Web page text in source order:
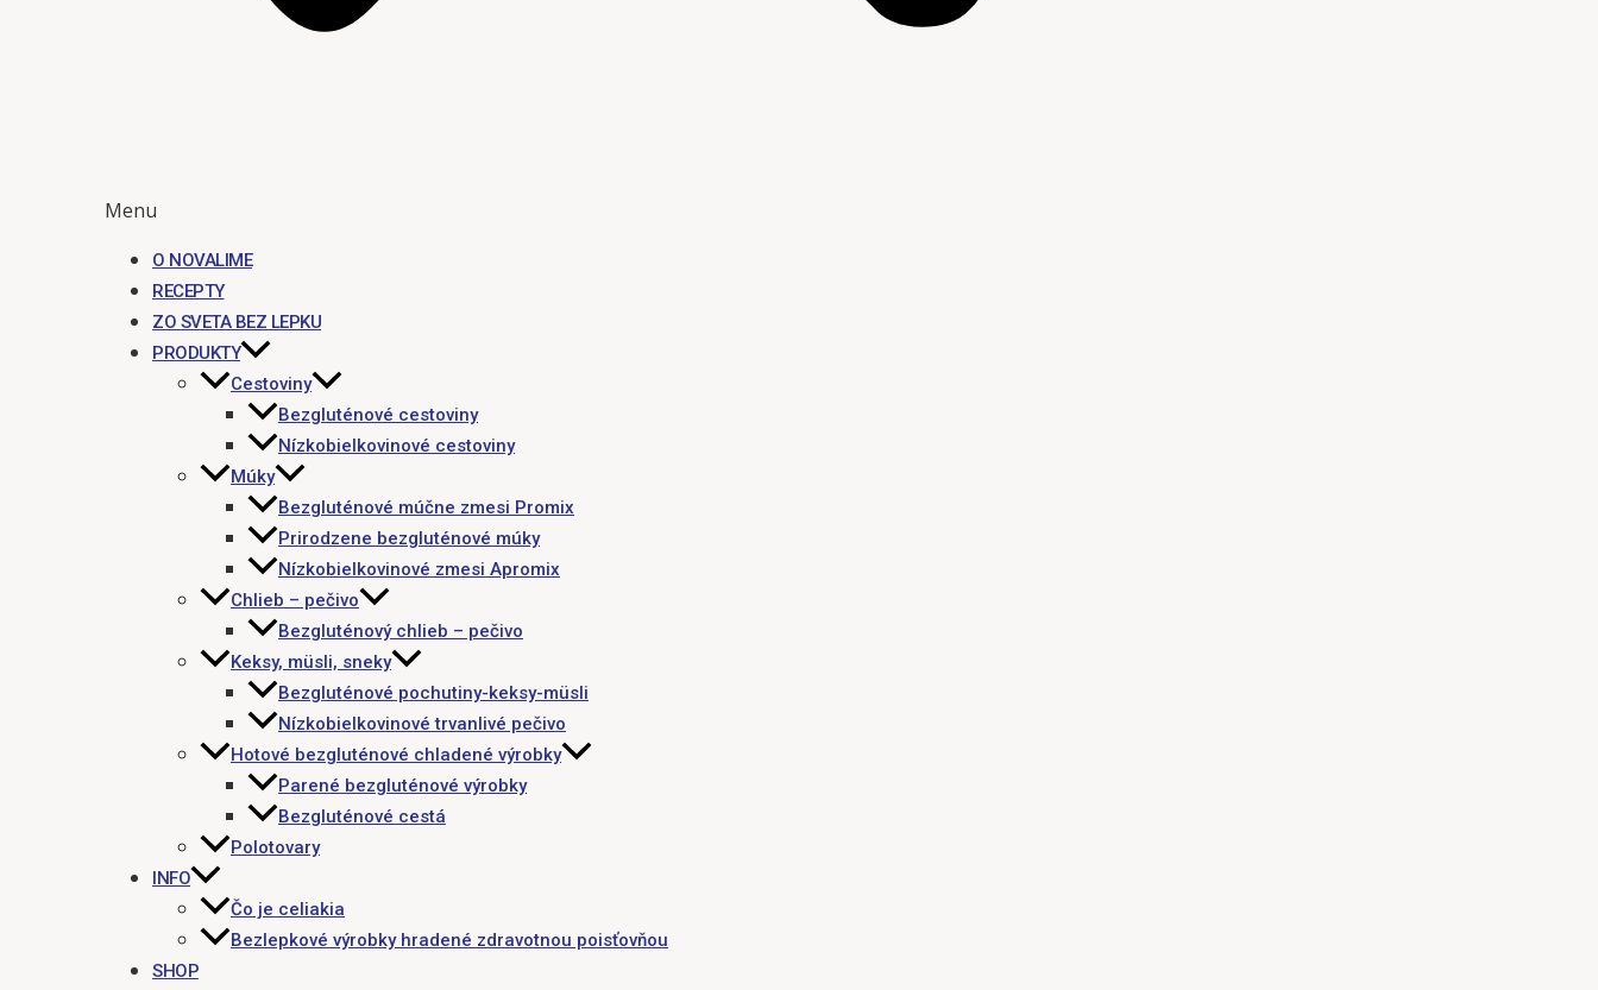
Menu
O NOVALIME
RECEPTY
ZO SVETA BEZ LEPKU
PRODUKTY
Cestoviny
Bezgluténové cestoviny
Nízkobielkovinové cestoviny
Múky
Bezgluténové múčne zmesi Promix
Prirodzene bezgluténové múky
Nízkobielkovinové zmesi Apromix
Chlieb – pečivo
Bezgluténový chlieb – pečivo
Keksy, müsli, sneky
Bezgluténové pochutiny-keksy-müsli
Nízkobielkovinové trvanlivé pečivo
Hotové bezgluténové chladené výrobky
Parené bezgluténové výrobky
Bezgluténové cestá
Polotovary
INFO
Čo je celiakia
Bezlepkové výrobky hradené zdravotnou poisťovňou
SHOP